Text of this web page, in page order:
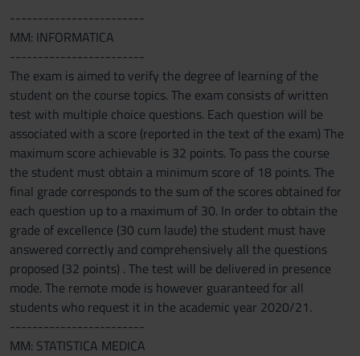
------------------------
MM: INFORMATICA
------------------------
The exam is aimed to verify the degree of learning of the
student on the course topics. The exam consists of written
test with multiple choice questions. Each question will be
associated with a score (reported in the text of the exam) The
maximum score achievable is 32 points. To pass the course
the student must obtain a minimum score of 18 points. The
final grade corresponds to the sum of the scores obtained for
each question up to a maximum of 30. In order to obtain the
grade of excellence (30 cum laude) the student must have
answered correctly and comprehensively all the questions
proposed (32 points) . The test will be delivered in presence
mode. The remote mode is however guaranteed for all
students who request it in the academic year 2020/21.
------------------------
MM: STATISTICA MEDICA